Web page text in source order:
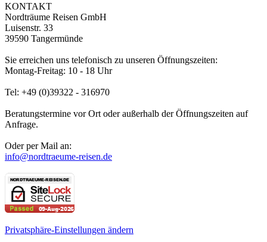
KONTAKT
Nordträume Reisen GmbH
Luisenstr. 33
39590 Tangermünde
Sie erreichen uns telefonisch zu unseren Öffnungszeiten:
Montag-Freitag: 10 - 18 Uhr
Tel: +49 (0)39322 - 316970
Beratungstermine vor Ort oder außerhalb der Öffnungszeiten auf
Anfrage.
Oder per Mail an:
info@nordtraeume-reisen.de
Privatsphäre-Einstellungen ändern